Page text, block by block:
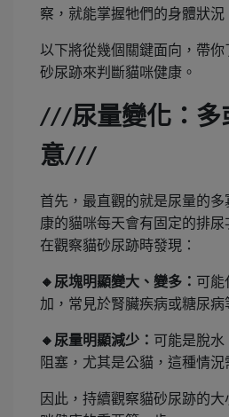
察，就能掌握牠們的身體狀況
以下將從幾個關鍵面向，帶
砂尿跡來判斷貓咪健康。
///尿量變化：
意///
首先，最直觀的就是尿量的
康的貓咪每天會有固定的排
在觀察貓砂尿跡時發現：
🔸 尿塊明顯變大、變多： 可能
加，常見於腎臟疾病或糖尿病
🔸 尿量明顯減少： 可能是脫水
阻塞，尤其是公貓，這種情況
因此，持續觀察貓砂尿跡的